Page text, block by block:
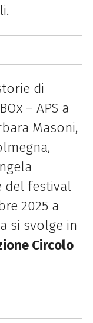
di
– APS a
Masoni,
del festival
2025 a
si svolge in
Circolo